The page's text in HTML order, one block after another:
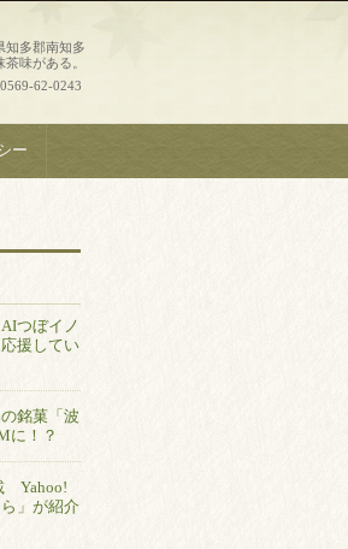
知多郡南知多
味がある。
62-0243
ー
つぼイノ
援してい
銘菓「波
に！？
Yahoo!
」が紹介